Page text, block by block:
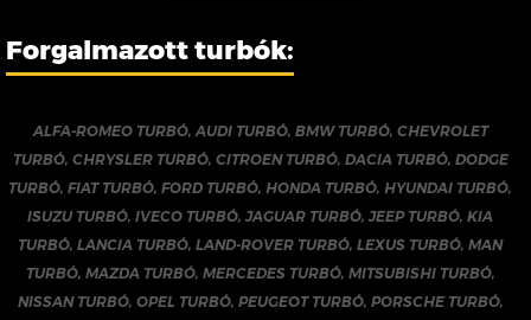
Forgalmazott turbók:
ALFA-ROMEO TURBÓ,AUDI TURBÓ, BMW TURBÓ, CHEVROLET
TURBÓ, CHRYSLER TURBÓ, CITROEN TURBÓ, DACIA TURBÓ, DODGE
TURBÓ,FIAT TURBÓ,FORD TURBÓ, HONDA TURBÓ, HYUNDAI TURBÓ,
ISUZU TURBÓ,IVECO TURBÓ,JAGUAR TURBÓ,JEEP TURBÓ,KIA
TURBÓ,LANCIA TURBÓ,LAND-ROVER TURBÓ,LEXUS TURBÓ,MAN
TURBÓ, MAZDA TURBÓ, MERCEDES TURBÓ, MITSUBISHI TURBÓ,
NISSAN TURBÓ, OPEL TURBÓ, PEUGEOT TURBÓ, PORSCHE TURBÓ,